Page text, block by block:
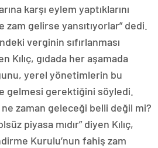
karşı eylem yaptıklarını
gelirse yansıtıyorlar” dedi.
verginin sıfırlanması
Kılıç, gıdada her aşamada
yerel yönetimlerin bu
gelmesi gerektiğini söyledi.
ne zaman geleceği belli değil mi?
piyasa mıdır” diyen Kılıç,
Kurulu’nun fahiş zam